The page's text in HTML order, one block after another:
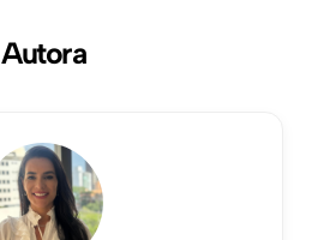
Autora